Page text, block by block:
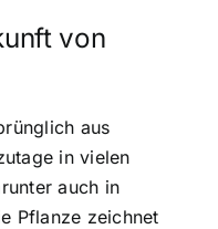
von
aus
in vielen
auch in
Pflanze zeichnet